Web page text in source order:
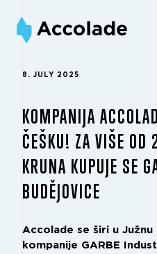
8. JULY 2025
KOMPANIJA
ČEŠKU! ZA VIŠE OD
KRUNA KUPUJE SE
BUDĚJOVICE
Accolade se širi u Južnu
kompanije GARBE